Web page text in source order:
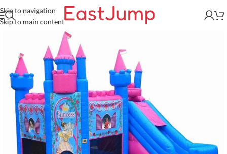
Skip to navigation
Skip to main content